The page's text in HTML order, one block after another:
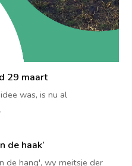
29 maart
was, is nu al
de haak’
de hang', wy meitsje der